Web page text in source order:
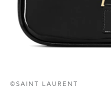
©SAINT LAURENT